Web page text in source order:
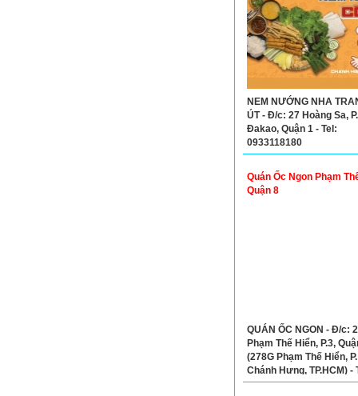
NEM NƯỚNG NHA
ÚT - Đ/c: 27 Hoàng Sa, P.
Đakao, Quận 1 - Tel:
0933118180
Quán Ốc Ngon Phạm
Quận 8
QUÁN ỐC NGON - Đ/c:
Phạm Thế Hiển, P.3,
(278G Phạm Thế Hiển, P.
Chánh Hưng, TP.HCM) -
0908850353